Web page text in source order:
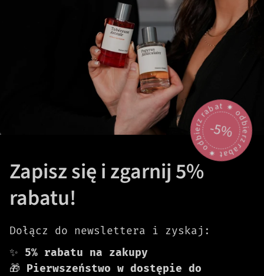
odbierz rabat 🟎 odbierz rabat 🟎
-5%
Zapisz się i zgarnij 5%
rabatu!
Dołącz do newslettera i zyskaj:
✨ 5% rabatu na zakupy
🎁 Pierwszeństwo w dostępie do